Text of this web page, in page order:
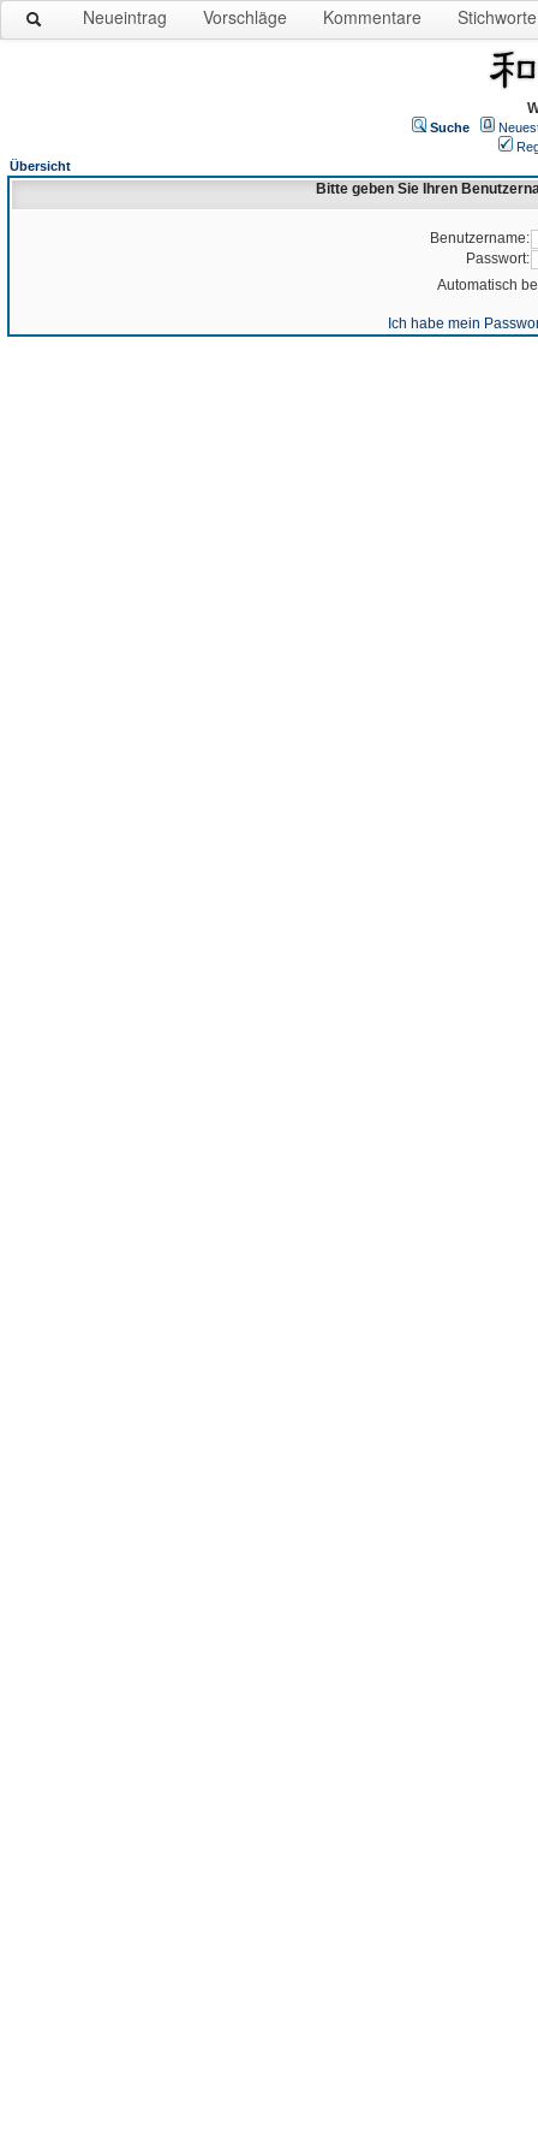
Neueintrag Vorschläge Kommentare Stichworte
Suche
Übersicht
Bitte geben Sie Ihren
Benutzername:
Passwort:
Automatisch
Ich habe mein